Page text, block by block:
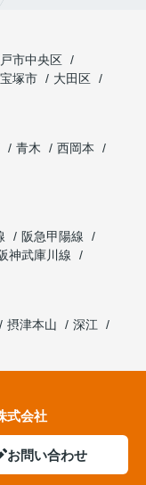
市中央区
宝塚市
大田区
青木
西岡本
阪急甲陽線
神武庫川線
摂津本山
深江
式会社
お問い合わせ